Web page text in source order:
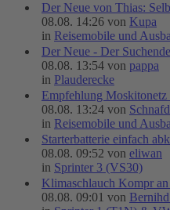
Der Neue von Thias:
08.08. 14:26 von Kupa
in Reisemobile und
Der Neue - Der Suchende
08.08. 13:54 von pappa
in Plauderecke
Empfehlung
08.08. 13:24 von
in Reisemobile und
Starterbatterie einfach
08.08. 09:52 von eliwan
in Sprinter 3 (VS30)
Klimaschlauch Kompr
08.08. 09:01 von